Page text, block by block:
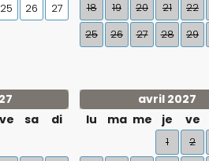
25 26
27
18
19 20 21 22
25
26 27 28 29
ve sa di
avril 2027
lu
ma me je ve
1 2